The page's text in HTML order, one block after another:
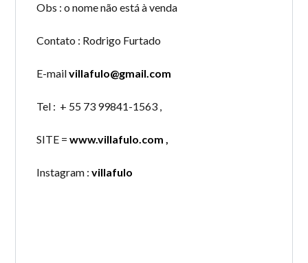
Obs : o nome não está à venda
Contato : Rodrigo Furtado
E-mailvillafulo@gmail.com
Tel : + 55 73 99841-1563 ,
SITE =www.villafulo.com ,
Instagram :villafulo